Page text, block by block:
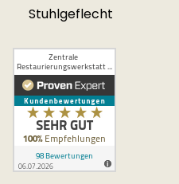
Dutzendware
seltene
können auch diese
Handelt es sich
Möbel um eine
Stuhlgeflecht